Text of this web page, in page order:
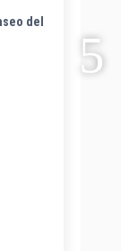
del